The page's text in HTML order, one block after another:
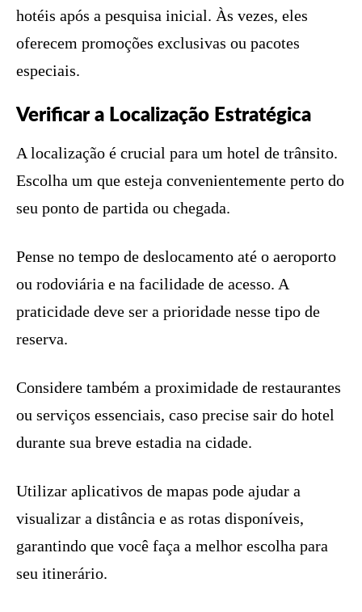
hotéis após a pesquisa inicial. Às vezes, eles
oferecem promoções exclusivas ou pacotes
especiais.
Verificar a Localização Estratégica
A localização é crucial para um hotel de trânsito.
Escolha um que esteja convenientemente perto do
seu ponto de partida ou chegada.
Pense no tempo de deslocamento até o aeroporto
ou rodoviária e na facilidade de acesso. A
praticidade deve ser a prioridade nesse tipo de
reserva.
Considere também a proximidade de restaurantes
ou serviços essenciais, caso precise sair do hotel
durante sua breve estadia na cidade.
Utilizar aplicativos de mapas pode ajudar a
visualizar a distância e as rotas disponíveis,
garantindo que você faça a melhor escolha para
seu itinerário.